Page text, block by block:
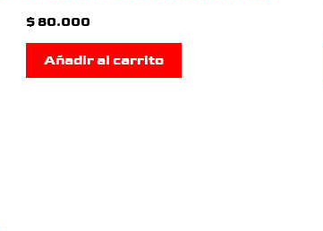
$80.000
Añadir al carrito